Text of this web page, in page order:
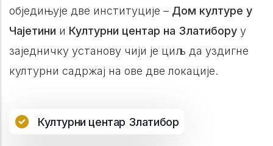
обједињује две институције – Дом културе у
Чајетини и Културни центар на Златибору у
заједничку установу чији је циљ да уздигне
културни садржај на ове две локације.
Културни центар Златибор